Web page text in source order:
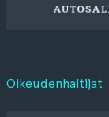
Oikeudenhaltijat